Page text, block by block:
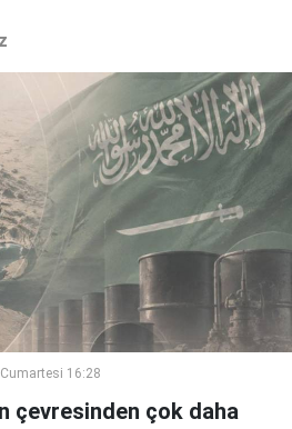
16:28
çevresinden çok daha